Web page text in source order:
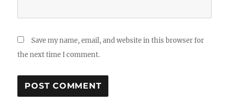
Save my name, email, and website in this browser for
the next time I comment.